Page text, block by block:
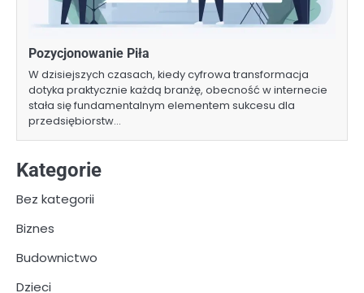
Pozycjonowanie Piła
W dzisiejszych czasach, kiedy cyfrowa transformacja
dotyka praktycznie każdą branżę, obecność w internecie
stała się fundamentalnym elementem sukcesu dla
przedsiębiorstw…
Kategorie
Bez kategorii
Biznes
Budownictwo
Dzieci